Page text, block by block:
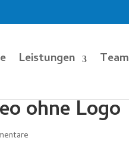
Leistungen Team
ohne Logo